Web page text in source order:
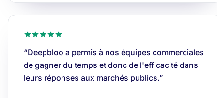
“Deepbloo a permis à nos équipes commerciales
de gagner du temps et donc de l'efficacité dans
leurs réponses aux marchés publics.”